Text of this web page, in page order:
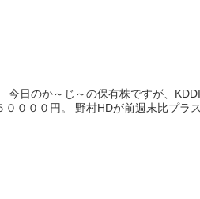
今日のか～じ～の保有株ですが、
００００円。 野村HDが前週末比プラ